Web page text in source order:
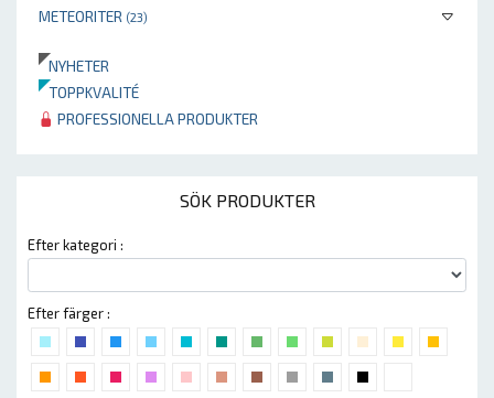
METEORITER (23)
NYHETER
TOPPKVALITÉ
PROFESSIONELLA PRODUKTER
SÖK PRODUKTER
Efter kategori :
Efter färger :